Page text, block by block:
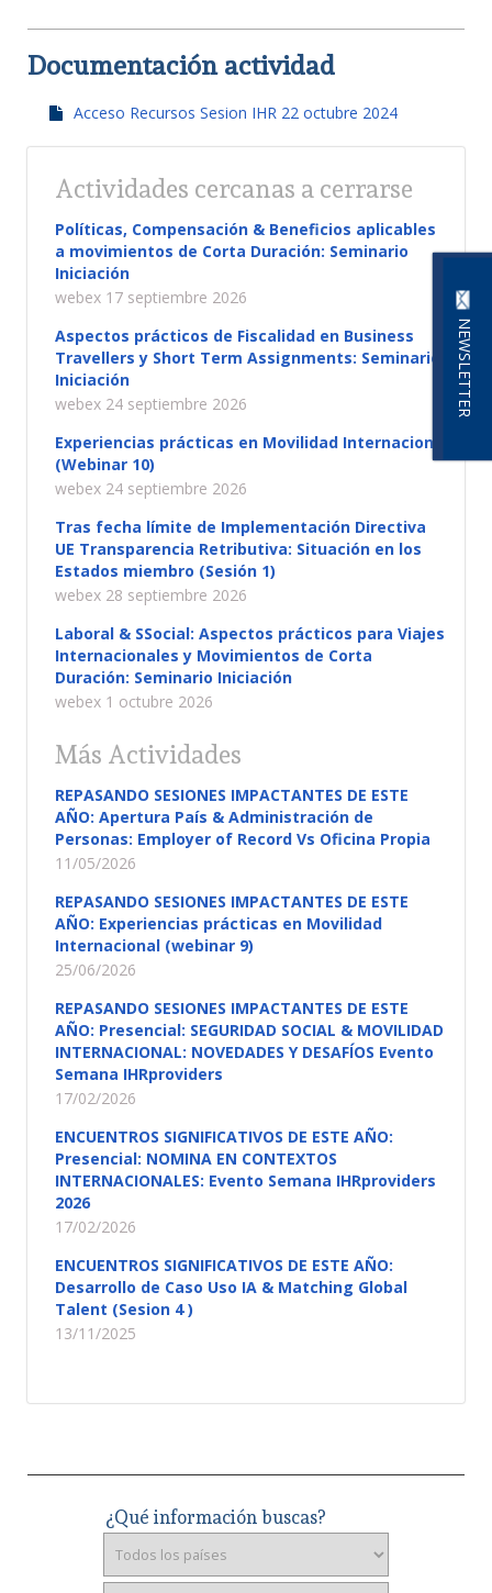
NEWSLETTER
Documentación actividad
Acceso Recursos Sesion IHR 22 octubre 2024
Actividades cercanas a cerrarse
Políticas, Compensación & Beneficios aplicables
a movimientos de Corta Duración: Seminario
Iniciación
webex 17 septiembre 2026
Aspectos prácticos de Fiscalidad en Business
Travellers y Short Term Assignments: Seminario
Iniciación
webex 24 septiembre 2026
Experiencias prácticas en Movilidad Internacional
(Webinar 10)
webex 24 septiembre 2026
Tras fecha límite de Implementación Directiva
UE Transparencia Retributiva: Situación en los
Estados miembro (Sesión 1)
webex 28 septiembre 2026
Laboral & SSocial: Aspectos prácticos para Viajes
Internacionales y Movimientos de Corta
Duración: Seminario Iniciación
webex 1 octubre 2026
Más Actividades
REPASANDO SESIONES IMPACTANTES DE ESTE
AÑO: Apertura País & Administración de
Personas: Employer of Record Vs Oficina Propia
11/05/2026
REPASANDO SESIONES IMPACTANTES DE ESTE
AÑO: Experiencias prácticas en Movilidad
Internacional (webinar 9)
25/06/2026
REPASANDO SESIONES IMPACTANTES DE ESTE
AÑO: Presencial: SEGURIDAD SOCIAL & MOVILIDAD
INTERNACIONAL: NOVEDADES Y DESAFÍOS Evento
Semana IHRproviders
17/02/2026
ENCUENTROS SIGNIFICATIVOS DE ESTE AÑO:
Presencial: NOMINA EN CONTEXTOS
INTERNACIONALES: Evento Semana IHRproviders
2026
17/02/2026
ENCUENTROS SIGNIFICATIVOS DE ESTE AÑO:
Desarrollo de Caso Uso IA & Matching Global
Talent (Sesion 4 )
13/11/2025
¿Qué información buscas?